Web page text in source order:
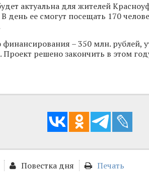
актуальна для жителей
день ее смогут посещать 170
– 350 млн. рублей,
решено закончить в этом
Повестка дня
Печать